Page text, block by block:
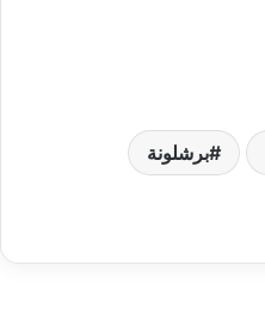
برشلونة